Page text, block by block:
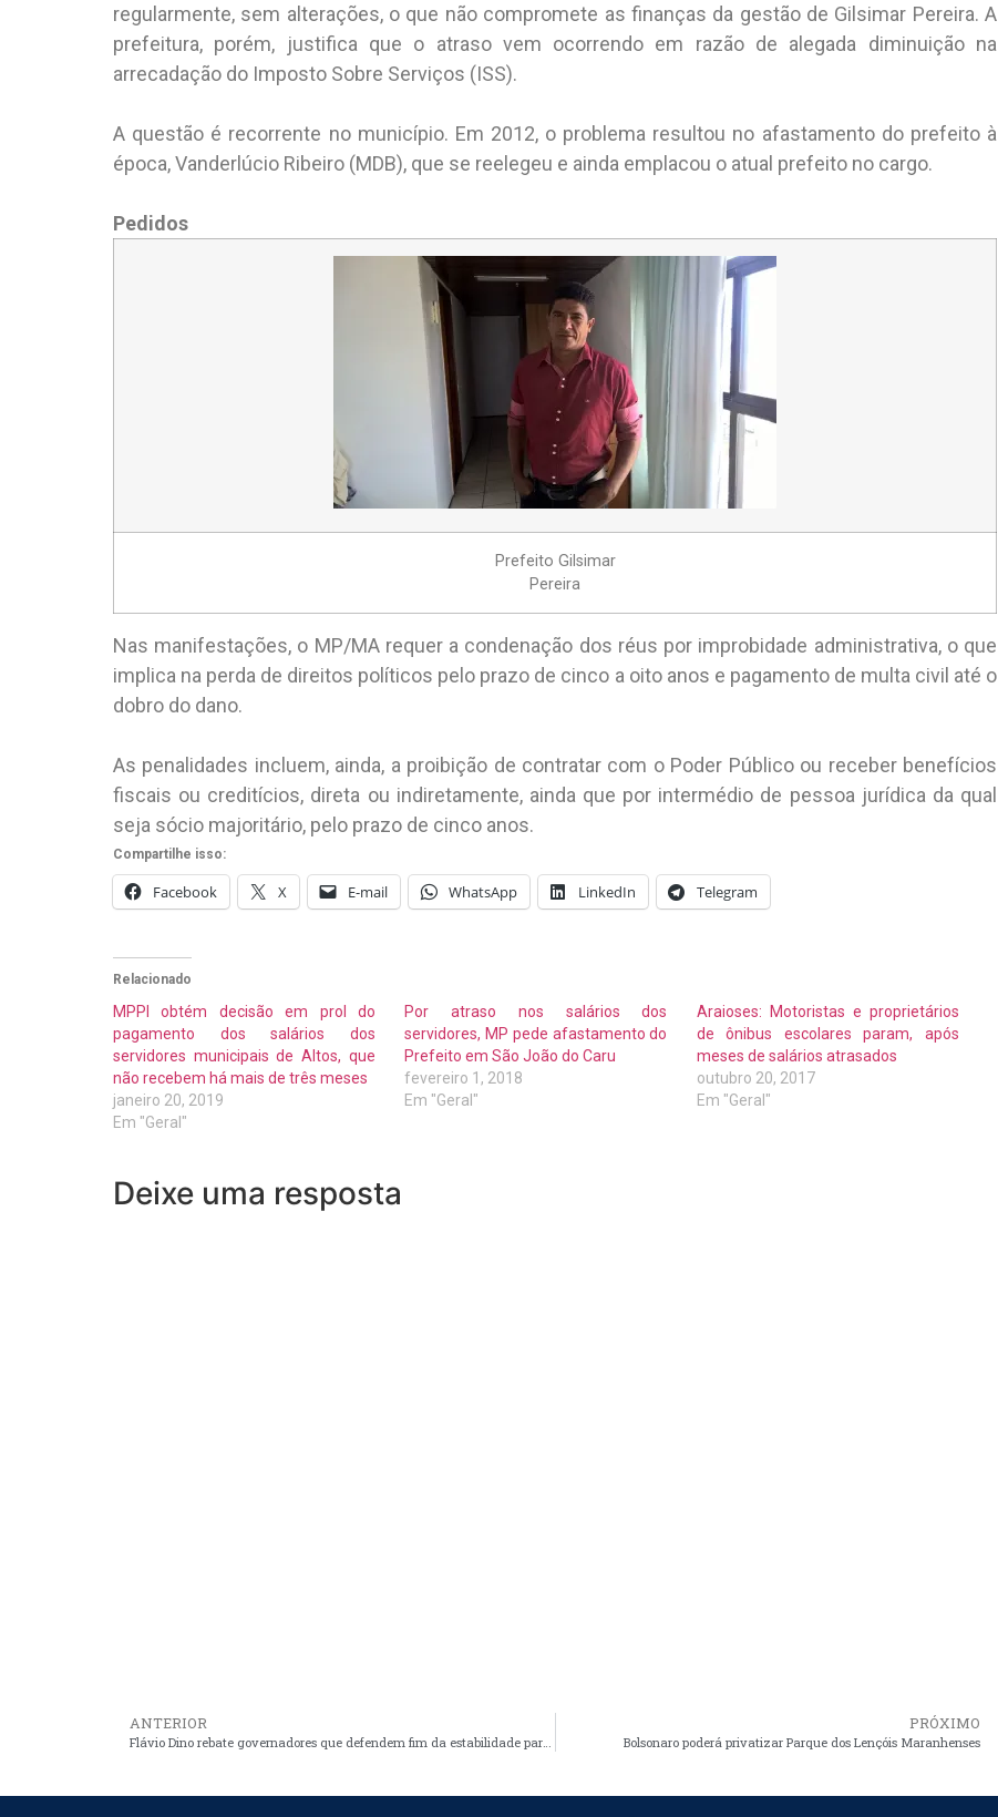
regularmente, sem alterações, o que não compromete as finanças da gestão de Gilsimar Pereira. A
prefeitura, porém, justifica que o atraso vem ocorrendo em razão de alegada diminuição na
arrecadação do Imposto Sobre Serviços (ISS).
A questão é recorrente no município. Em 2012, o problema resultou no afastamento do prefeito à
época, Vanderlúcio Ribeiro (MDB), que se reelegeu e ainda emplacou o atual prefeito no cargo.
Pedidos
Prefeito Gilsimar
Pereira
Nas manifestações, o MP/MA requer a condenação dos réus por improbidade administrativa, o que
implica na perda de direitos políticos pelo prazo de cinco a oito anos e pagamento de multa civil até o
dobro do dano.
As penalidades incluem, ainda, a proibição de contratar com o Poder Público ou receber benefícios
fiscais ou creditícios, direta ou indiretamente, ainda que por intermédio de pessoa jurídica da qual
seja sócio majoritário, pelo prazo de cinco anos.
Compartilhe isso:
Facebook X E-mail WhatsApp LinkedIn Telegram
Relacionado
MPPI obtém decisão em prol do
pagamento dos salários dos
servidores municipais de Altos, que
não recebem há mais de três meses
janeiro 20, 2019
Em "Geral"
Por atraso nos salários dos
servidores, MP pede afastamento do
Prefeito em São João do Caru
fevereiro 1, 2018
Em "Geral"
Araioses: Motoristas e proprietários
de ônibus escolares param, após
meses de salários atrasados
outubro 20, 2017
Em "Geral"
Deixe uma resposta
ANTERIOR PRÓXIMO
Bolsonaro poderá privatizar Parque dos Lençóis Maranhenses